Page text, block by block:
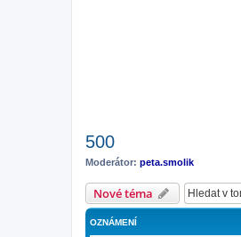
500
Moderátor: peta.smolik
Nové téma
OZNÁMENÍ